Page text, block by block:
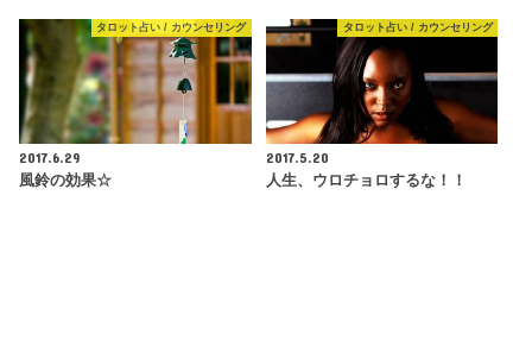
タロット占い / カウンセリング
2017.6.29
風鈴の効果☆
タロット占い / カウンセリング
2017.5.20
人生、ウロチョロするな！！